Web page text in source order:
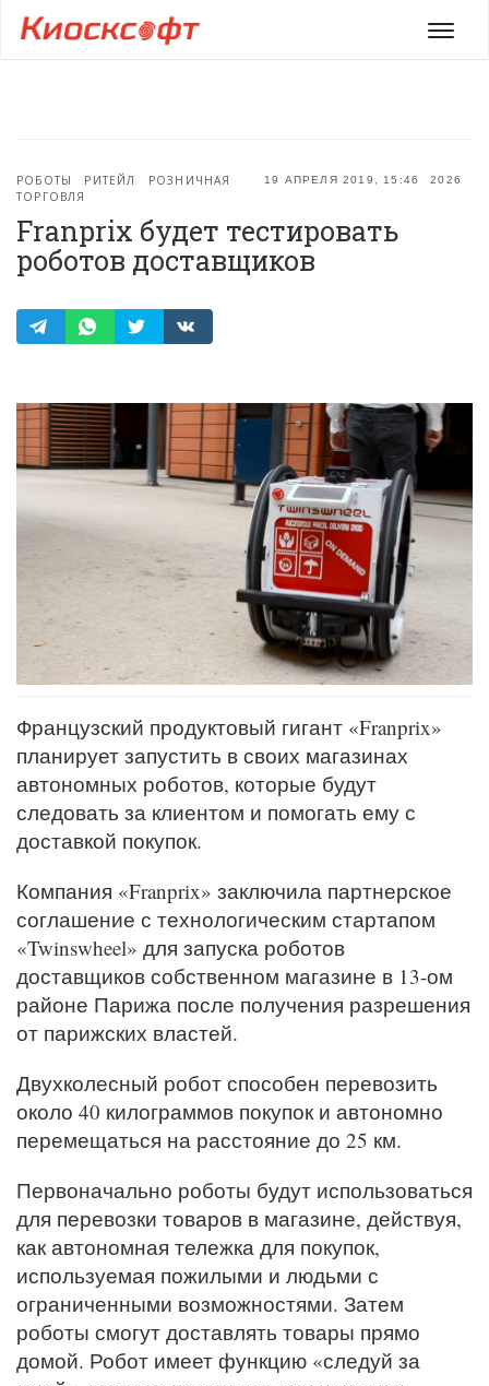
Меню
19 АПРЕЛЯ 2019, 15:46 2026
РОБОТЫ РИТЕЙЛ
РОЗНИЧНАЯ
ТОРГОВЛЯ
Franprix будет тестировать
роботов доставщиков
Французский продуктовый гигант «Franprix»
планирует запустить в своих магазинах
автономных роботов, которые будут
следовать за клиентом и помогать ему с
доставкой покупок.
Компания «Franprix» заключила партнерское
соглашение с технологическим стартапом
«Twinswheel» для запуска роботов
доставщиков собственном магазине в 13-ом
районе Парижа после получения разрешения
от парижских властей.
Двухколесный робот способен перевозить
около 40 килограммов покупок и автономно
перемещаться на расстояние до 25 км.
Первоначально роботы будут использоваться
для перевозки товаров в магазине, действуя,
как автономная тележка для покупок,
используемая пожилыми и людьми с
ограниченными возможностями. Затем
роботы смогут доставлять товары прямо
домой. Робот имеет функцию «следуй за